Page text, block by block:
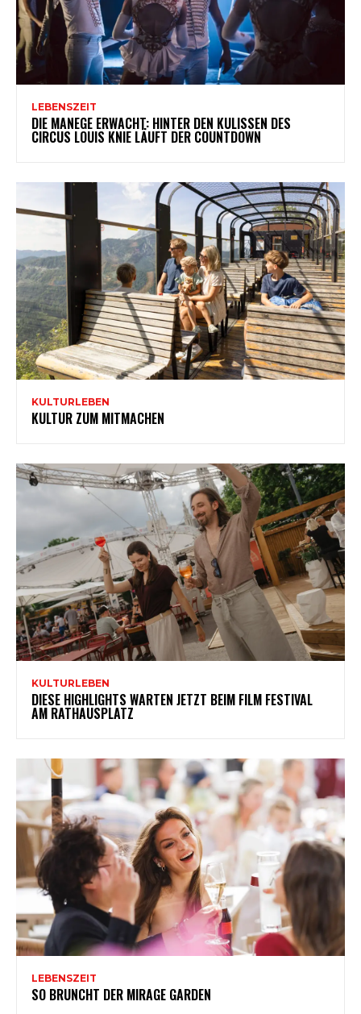
LEBENSZEIT
DIE MANEGE ERWACHT: HINTER DEN KULISSEN DES
CIRCUS LOUIS KNIE LÄUFT DER COUNTDOWN
KULTURLEBEN
KULTUR ZUM MITMACHEN
KULTURLEBEN
DIESE HIGHLIGHTS WARTEN JETZT BEIM FILM FESTIVAL
AM RATHAUSPLATZ
LEBENSZEIT
SO BRUNCHT DER MIRAGE GARDEN